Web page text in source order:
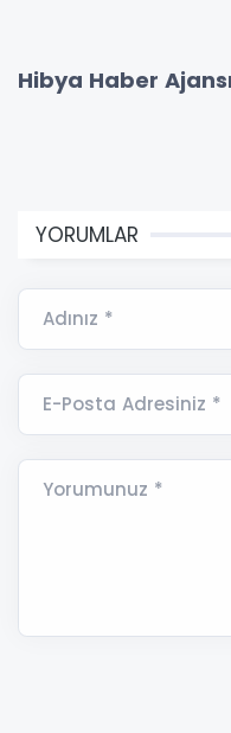
Sakarya’nın Arifiye
kapsamında Bekir
öğrencileri ve